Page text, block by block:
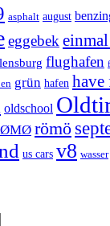
asphalt august
eggebek
flughafen
grün hafen have
oldschool
römö
us cars v8 wasser